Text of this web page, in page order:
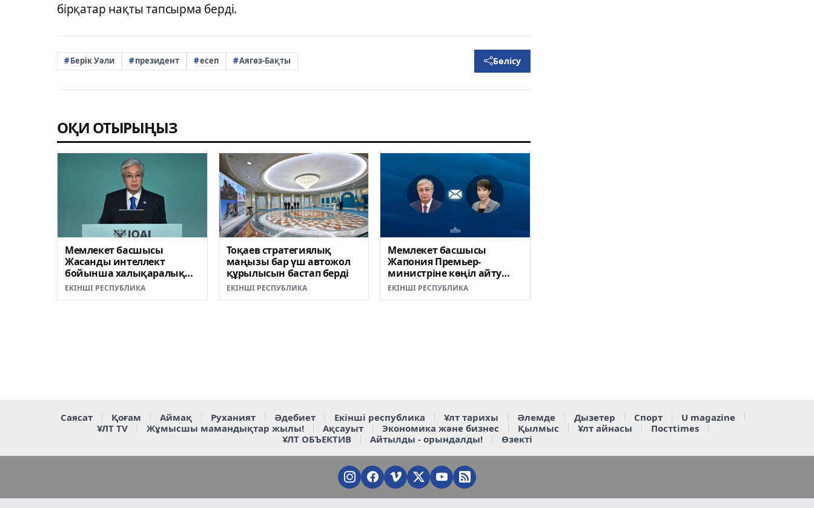
бірқатар нақты тапсырма берді.
Берік Уәли президент есеп Аягөз-Бақты Бөлісу
ОҚИ ОТЫРЫҢЫЗ
Мемлекет басшысы
Жасанды интеллект
бойынша халықаралық
олимпиаданың ашылу
ЕКІНШІ РЕСПУБЛИКА
Тоқаев стратегиялық
маңызы бар үш автожол
құрылысын бастап берді
ЕКІНШІ РЕСПУБЛИКА
Мемлекет басшысы
Жапония Премьер-
министріне көңіл айту
жеделхатын жолдады
ЕКІНШІ РЕСПУБЛИКА
Саясат Қоғам Аймақ Руханият Әдебиет Екінші республика Ұлт тарихы Әлемде Дызетер Спорт
U magazine
ҰЛТ TV
Жұмысшы мамандықтар жылы! Ақсауыт Экономика және бизнес Қылмыс Ұлт айнасы
Постtimes
ҰЛТ ОБЪЕКТИВ
Айтылды - орындалды! Өзекті